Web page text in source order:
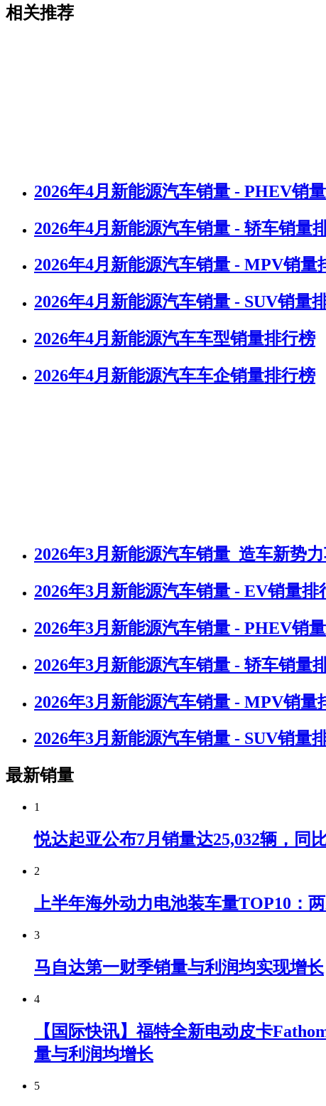
相关推荐
2026年4月新能源汽车销量 - PHEV销
2026年4月新能源汽车销量 - 轿车销量
2026年4月新能源汽车销量 - MPV销量
2026年4月新能源汽车销量 - SUV销量
2026年4月新能源汽车车型销量排行榜
2026年4月新能源汽车车企销量排行榜
2026年3月新能源汽车销量_造车新势
2026年3月新能源汽车销量 - EV销量排
2026年3月新能源汽车销量 - PHEV销
2026年3月新能源汽车销量 - 轿车销量
2026年3月新能源汽车销量 - MPV销量
2026年3月新能源汽车销量 - SUV销量
最新销量
1
悦达起亚公布7月销量达25,032辆，同
2
上半年海外动力电池装车量TOP10：
3
马自达第一财季销量与利润均实现增长
4
【国际快讯】福特全新电动皮卡
量与利润均增长
5